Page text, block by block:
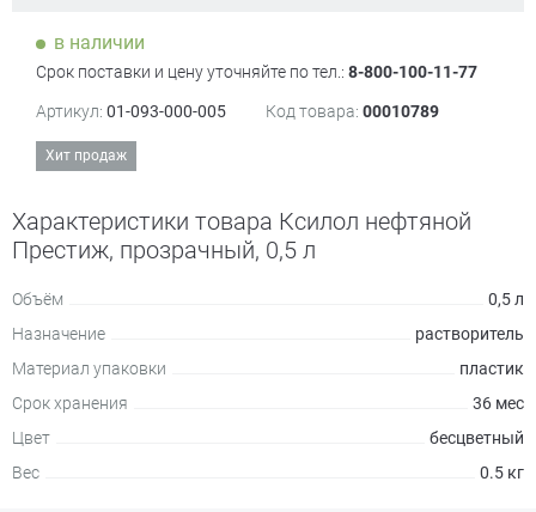
в наличии
Срок поставки и цену уточняйте по тел.: 8-800-100-11-77
Артикул: 01-093-000-005 Код товара: 00010789
Хит продаж
Характеристики товара Ксилол нефтяной
Престиж, прозрачный, 0,5 л
Объём
0,5 л
Назначение
растворитель
Материал упаковки
пластик
Срок хранения
36 мес
Цвет
бесцветный
Вес
0.5 кг